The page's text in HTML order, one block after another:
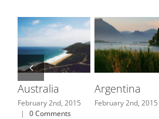
Australia
February 2nd, 2015
|
0 Comments
Argentina
February 2nd, 2015